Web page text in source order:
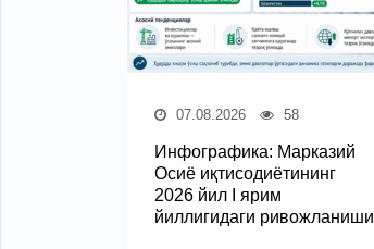
07.08.2026 58
Инфографика: Марказий
Осиё иқтисодиётининг
2026 йил I ярим
йиллигидаги ривожланиши